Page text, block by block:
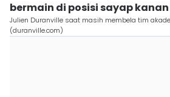
bermain di posisi sayap
Julien Duranville saat masih membela tim
(duranville.com)